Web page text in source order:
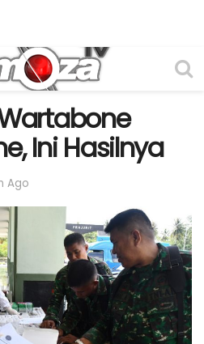
Ini Hasilnya
Ago